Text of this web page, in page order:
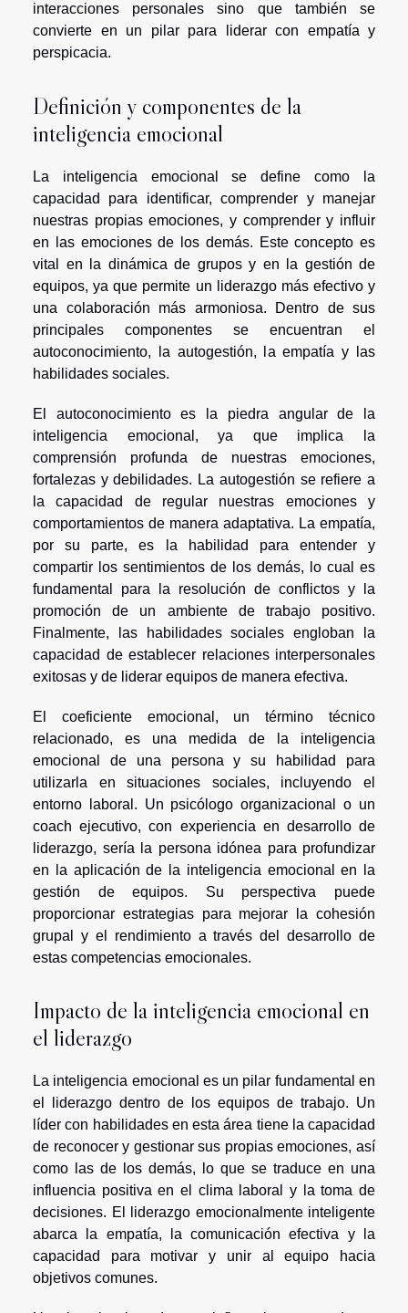
interacciones personales sino que también se
convierte en un pilar para liderar con empatía y
perspicacia.
Definición y componentes de la
inteligencia emocional
La inteligencia emocional se define como la
capacidad para identificar, comprender y manejar
nuestras propias emociones, y comprender y influir
en las emociones de los demás. Este concepto es
vital en la dinámica de grupos y en la gestión de
equipos, ya que permite un liderazgo más efectivo y
una colaboración más armoniosa. Dentro de sus
principales componentes se encuentran el
autoconocimiento, la autogestión, la empatía y las
habilidades sociales.
El autoconocimiento es la piedra angular de la
inteligencia emocional, ya que implica la
comprensión profunda de nuestras emociones,
fortalezas y debilidades. La autogestión se refiere a
la capacidad de regular nuestras emociones y
comportamientos de manera adaptativa. La empatía,
por su parte, es la habilidad para entender y
compartir los sentimientos de los demás, lo cual es
fundamental para la resolución de conflictos y la
promoción de un ambiente de trabajo positivo.
Finalmente, las habilidades sociales engloban la
capacidad de establecer relaciones interpersonales
exitosas y de liderar equipos de manera efectiva.
El coeficiente emocional, un término técnico
relacionado, es una medida de la inteligencia
emocional de una persona y su habilidad para
utilizarla en situaciones sociales, incluyendo el
entorno laboral. Un psicólogo organizacional o un
coach ejecutivo, con experiencia en desarrollo de
liderazgo, sería la persona idónea para profundizar
en la aplicación de la inteligencia emocional en la
gestión de equipos. Su perspectiva puede
proporcionar estrategias para mejorar la cohesión
grupal y el rendimiento a través del desarrollo de
estas competencias emocionales.
Impacto de la inteligencia emocional en
el liderazgo
La inteligencia emocional es un pilar fundamental en
el liderazgo dentro de los equipos de trabajo. Un
líder con habilidades en esta área tiene la capacidad
de reconocer y gestionar sus propias emociones, así
como las de los demás, lo que se traduce en una
influencia positiva en el clima laboral y la toma de
decisiones. El liderazgo emocionalmente inteligente
abarca la empatía, la comunicación efectiva y la
capacidad para motivar y unir al equipo hacia
objetivos comunes.